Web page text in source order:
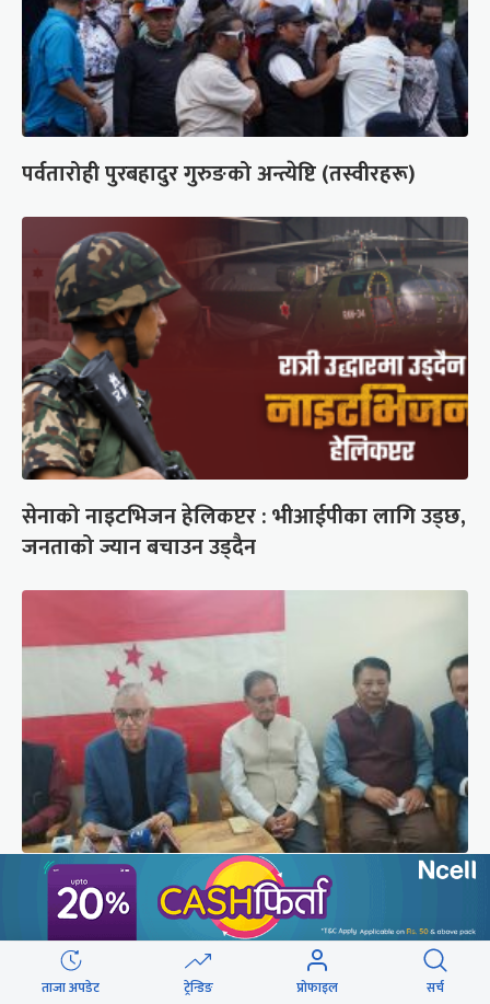
पर्वतारोही पुरबहादुर गुरुङको अन्त्येष्टि (तस्वीरहरू)
सेनाको नाइटभिजन हेलिकप्टर : भीआईपीका लागि उड्छ,
जनताको ज्यान बचाउन उड्दैन
कांग्रेस संस्थापन इतर समूहको राष्ट्रिय भेलालाई देउवाले
सम्बोधन गर्ने
ताजा अपडेट ट्रेन्डिङ प्रोफाइल सर्च